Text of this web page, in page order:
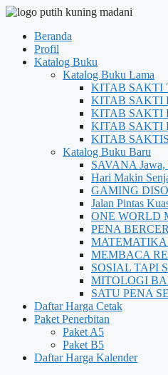
Beranda
Profil
Katalog Buku
Katalog Buku Lama
KITAB SAKTI
KITAB SAKTI
KITAB SAKTI
KITAB SAKTI
KITAB
Katalog Buku Baru
SAVANA Jawa,
Hari Makin
GAMING
Jalan Pintas
ONE WORLD
PENA
MEMBACA
SOSIAL TAPI
MITOLOGI
SATU PENA
Daftar Harga Cetak
Paket Penerbitan
Paket A5
Paket B5
Daftar Harga Kalender